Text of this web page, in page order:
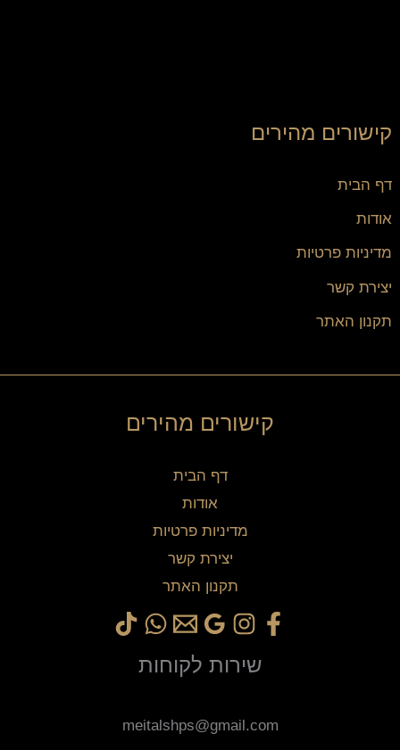
קישורים מהירים
דף הבית
אודות
מדיניות פרטיות
יצירת קשר
תקנון האתר
קישורים מהירים
דף הבית
אודות
מדיניות פרטיות
יצירת קשר
תקנון האתר
שירות לקוחות
meitalshps@gmail.com